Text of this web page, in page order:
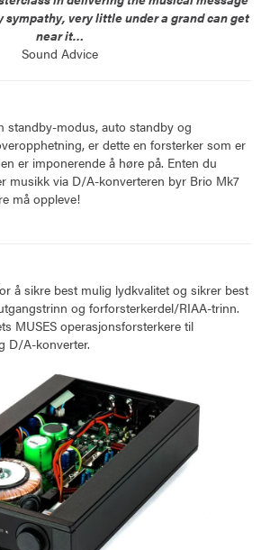
sympathy, very little under a grand can get
near it…
Sound Advice
standby-modus, auto standby og
er dette en forsterker som er
er imponerende å høre på. Enten du
musikk via D/A-konverteren byr Brio Mk7
må oppleve!
å sikre best mulig lydkvalitet og sikrer best
og forforsterkerdel/RIAA-trinn.
MUSES operasjonsforsterkere til
D/A-konverter.